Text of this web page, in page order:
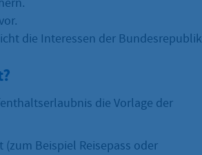
die Interessen der Bundesrepublik
die Vorlage der
Beispiel Reisepass oder